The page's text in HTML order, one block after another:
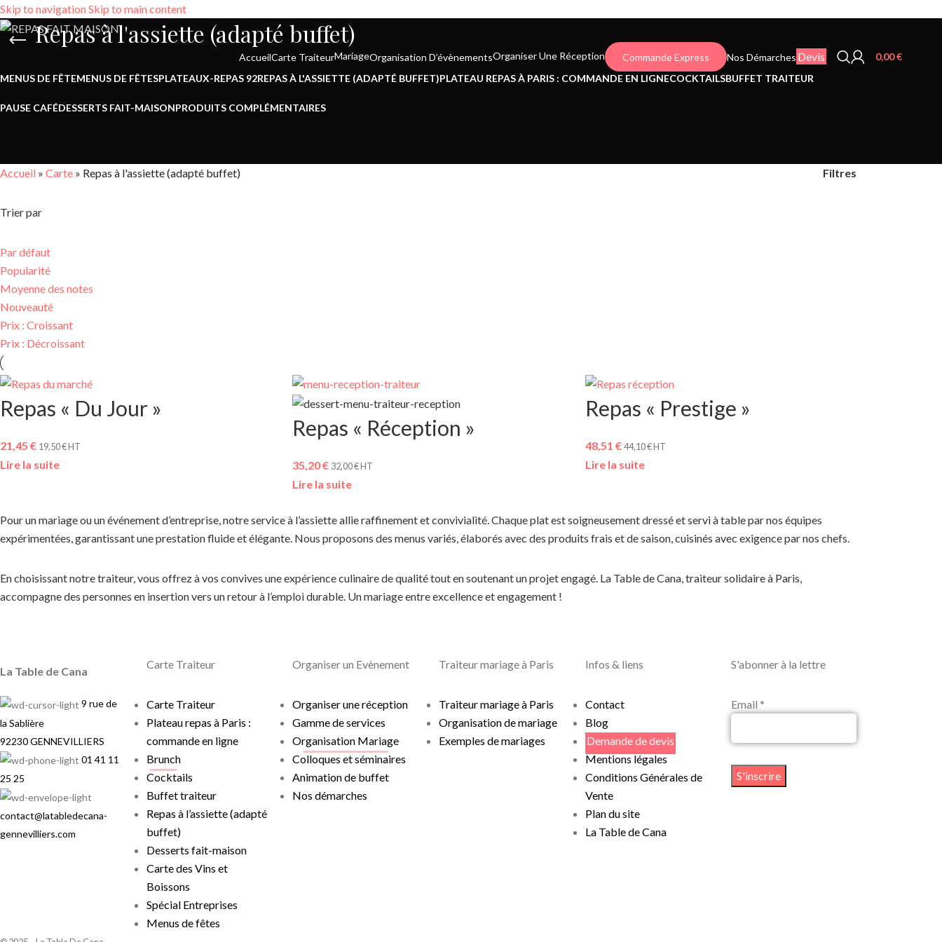
Skip to navigation Skip to main content
AccueilCarte TraiteurMariageOrganisation D’évènementsOrganiser Une Réception Commande Express Nos Démarches Devis 0,00€
Repas à l'assiette (adapté buffet)
MENUS DE FÊTEMENUS DE FÊTESPLATEAUX-REPAS 92REPAS À L'ASSIETTE (ADAPTÉ BUFFET)PLATEAU REPAS À PARIS : COMMANDE EN LIGNECOCKTAILSBUFFET TRAITEUR
PAUSE CAFÉDESSERTS FAIT-MAISONPRODUITS COMPLÉMENTAIRES
Accueil » Carte » Repas à l'assiette (adapté buffet) Filtres
Trier par
Par défaut
Popularité
Moyenne des notes
Nouveauté
Prix : Croissant
Prix : Décroissant
Repas « Du Jour »
21,45 € 19,50€HT
Lire la suite
Repas « Réception »
35,20€ 32,00€HT
Lire la suite
Repas « Prestige »
48,51 € 44,10€HT
Lire la suite
Pour un mariage ou un événement d’entreprise, notre service à l’assiette allie raffinement et convivialité. Chaque plat est soigneusement dressé et servi à table par nos équipes
expérimentées, garantissant une prestation fluide et élégante. Nous proposons des menus variés, élaborés avec des produits frais et de saison, cuisinés avec exigence par nos chefs.
En choisissant notre traiteur, vous offrez à vos convives une expérience culinaire de qualité tout en soutenant un projet engagé. La Table de Cana, traiteur solidaire à Paris,
accompagne des personnes en insertion vers un retour à l’emploi durable. Un mariage entre excellence et engagement !
La Table de Cana
9 rue de
la Sablière
92230 GENNEVILLIERS
01 41 11
25 25
contact@latabledecana-
gennevilliers.com
Carte Traiteur
Carte Traiteur
Plateau repas à Paris :
commande en ligne
Brunch
Cocktails
Buffet traiteur
Repas à l’assiette (adapté
buffet)
Desserts fait-maison
Carte des Vins et
Boissons
Spécial Entreprises
Menus de fêtes
Organiser un Evènement
Organiser une réception
Gamme de services
Organisation Mariage
Colloques et séminaires
Animation de buffet
Nos démarches
Traiteur mariage à Paris
Traiteur mariage à Paris
Organisation de mariage
Exemples de mariages
Infos & liens
Contact
Blog
Demande de devis
Mentions légales
Conditions Générales de
Vente
Plan du site
La Table de Cana
S'abonner à la lettre
Email *